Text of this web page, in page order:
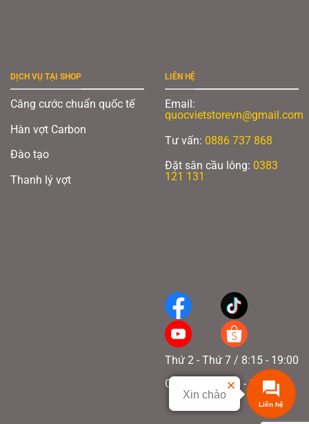
DỊCH VỤ TẠI SHOP
Căng cước chuẩn quốc tế
Hàn vợt Carbon
Đào tạo
Thanh lý vợt
LIÊN HỆ
Email:
quocvietstorevn@gmail.com
Tư vấn: 0886 737 868
Đặt sân cầu lông: 0383
121 131
Thứ 2 - Thứ 7 / 8:15 - 19:00
Chủ nhật / 8:15 - 17:00
Liên hệ
Xin chào